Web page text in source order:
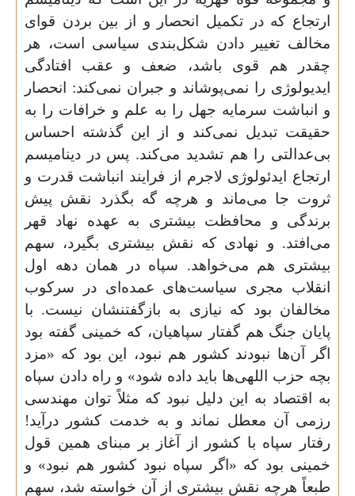
ارتجاع که در تکمیل انحصار و از بین بردن قوای
مخالف تغییر دادن شکل‌بندی سیاسی است، هر
چقدر هم قوی باشد، ضعف و عقب افتادگی
ایدیولوژی را نمی‌پوشاند و جبران نمی‌کند: انحصار
و انباشت سرمایه جهل را به علم و خرافات را به
حقیقت تبدیل نمی‌کند و از این گذشته احساس
بی‌عدالتی را هم تشدید می‌کند. پس در دینامیسم
ارتجاع ایدئولوژی لاجرم از فرایند انباشت قدرت و
ثروت جا می‌ماند و هرچه گه بگذرد نقش پیش
برندگی و محافظت بیشتری به عهده نهاد قهر
می‌افتد. و نهادی که نقش بیشتری بگیرد، سهم
بیشتری هم می‌خواهد. سپاه در‌‌ همان دهه اول
انقلاب مجری سیاست‌های عمده‌ای در سرکوب
مخالفان بود که نیازی به بازگفتنشان نیست. با
پایان جنگ هم گفتار سپاهیان، که خمینی گفته بود
اگر آن‌ها نبودند کشور هم نبود، این بود که «مزد
بچه حزب اللهی‌ها باید داده شود» و راه دادن سپاه
به اقتصاد به این دلیل نبود که مثلاً توان مهندسی
رزمی آن معطل نماند و به خدمت کشور درآید!
رفتار سپاه با کشور از آغاز بر مبنای همین قول
خمینی بود که «اگر سپاه نبود کشور هم نبود» و
طبعاً هرچه نقش بیشتری از آن خواسته شد، سهم